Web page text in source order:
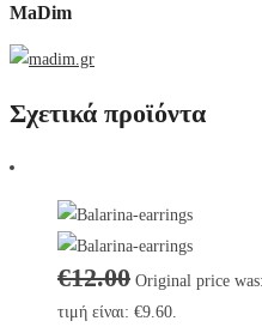
MaDim
Σχετικά προϊόντα
€12.00 Original price
τιμή είναι: €9.60.